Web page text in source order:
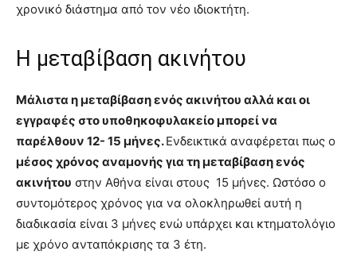
χρονικό διάστημα από τον νέο ιδιοκτήτη.
Η μεταβίβαση ακινήτου
Μάλιστα η μεταβίβαση ενός ακινήτου αλλά και οι
εγγραφές στο υποθηκοφυλακείο μπορεί να
παρέλθουν 12- 15 μήνες.Ενδεικτικά αναφέρεται πως ο
μέσος χρόνος αναμονής για τη μεταβίβαση ενός
ακινήτου στην Αθήνα είναι στους 15 μήνες. Ωστόσο ο
συντομότερος χρόνος για να ολοκληρωθεί αυτή η
διαδικασία είναι 3 μήνες ενώ υπάρχει και κτηματολόγιο
με χρόνο ανταπόκρισης τα 3 έτη.